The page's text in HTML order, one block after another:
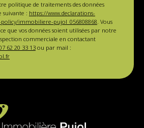
politique de traitements des données
suivante : https://www.declarations-
immobiliere-pujol_056808868. Vous
que vos données soient utilisées par notre
commerciale en contactant
62 20 33 13 ou par mail :